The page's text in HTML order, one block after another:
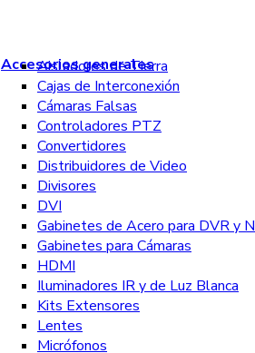
Accesorios generales
Aisladores de Tierra
Cajas de Interconexión
Cámaras Falsas
Controladores PTZ
Convertidores
Distribuidores de Video
Divisores
DVI
Gabinetes de Acero para DVR y
Gabinetes para Cámaras
HDMI
Iluminadores IR y de Luz Blanca
Kits Extensores
Lentes
Micrófonos